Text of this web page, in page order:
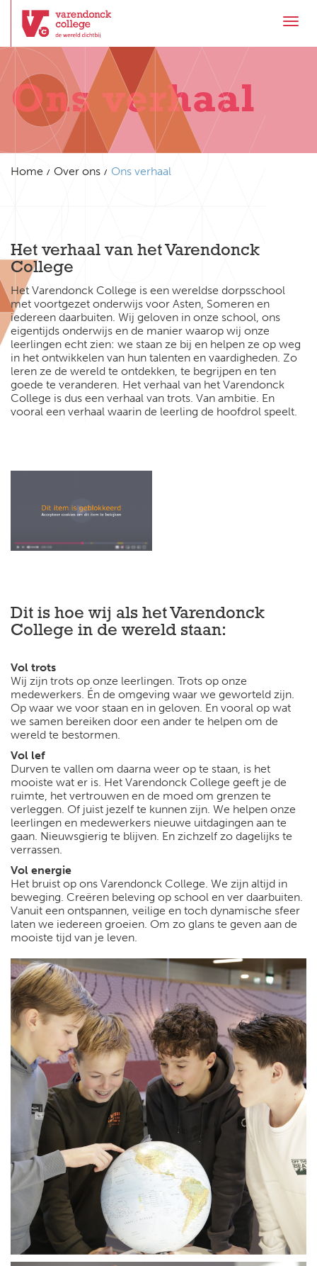
Ons verhaal
Home Over ons Ons verhaal
Het verhaal van het Varendonck
College
Het Varendonck College is een wereldse dorpsschool
met voortgezet onderwijs voor Asten, Someren en
iedereen daarbuiten. Wij geloven in onze school, ons
eigentijds onderwijs en de manier waarop wij onze
leerlingen echt zien: we staan ze bij en helpen ze op weg
in het ontwikkelen van hun talenten en vaardigheden. Zo
leren ze de wereld te ontdekken, te begrijpen en ten
goede te veranderen. Het verhaal van het Varendonck
College is dus een verhaal van trots. Van ambitie. En
vooral een verhaal waarin de leerling de hoofdrol speelt.
Dit is hoe wij als het Varendonck
College in de wereld staan:
Vol trots
Wij zijn trots op onze leerlingen. Trots op onze
medewerkers. Én de omgeving waar we geworteld zijn.
Op waar we voor staan en in geloven. En vooral op wat
we samen bereiken door een ander te helpen om de
wereld te bestormen.
Vol lef
Durven te vallen om daarna weer op te staan, is het
mooiste wat er is. Het Varendonck College geeft je de
ruimte, het vertrouwen en de moed om grenzen te
verleggen. Of juist jezelf te kunnen zijn. We helpen onze
leerlingen en medewerkers nieuwe uitdagingen aan te
gaan. Nieuwsgierig te blijven. En zichzelf zo dagelijks te
verrassen.
Vol energie
Het bruist op ons Varendonck College. We zijn altijd in
beweging. Creëren beleving op school en ver daarbuiten.
Vanuit een ontspannen, veilige en toch dynamische sfeer
laten we iedereen groeien. Om zo glans te geven aan de
mooiste tijd van je leven.